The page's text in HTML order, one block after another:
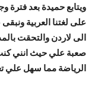
ويتابع حميدة بعد فترة
على لغتنا العربية
الى لاردن والتحقت
صعبة علي حيث انني
الرياضة مما سهل علي